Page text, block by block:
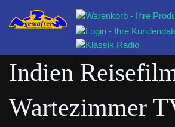
Indien
Wartezimmer